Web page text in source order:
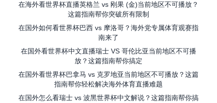
在海外看世界杯直播英格兰 vs 刚果 (金)当前地区不可播放？
这篇指南帮你突破所有限制
在国外如何看世界杯巴西 vs 摩洛哥？海外党专属体育观赛指
南来了
在国外看世界杯中文直播瑞士 VS 哥伦比亚当前地区不可播
放？这篇指南帮你搞定
在国外看世界杯巴拿马 vs 克罗地亚当前地区不可播放？这篇
指南帮你轻松解决海外体育直播难题
在国外怎么看瑞士 vs 波黑世界杯中文解说？这篇指南帮你搞